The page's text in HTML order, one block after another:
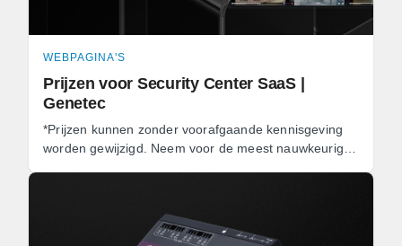
WEBPAGINA'S
Prijzen voor Security Center SaaS |
Genetec
*Prijzen kunnen zonder voorafgaande kennisgeving
worden gewijzigd. Neem voor de meest nauwkeurige